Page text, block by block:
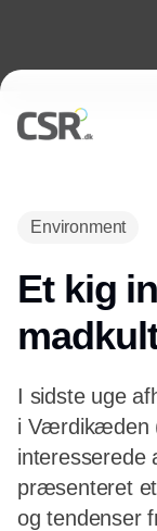
Environment
Et kig
I sidste uge
i Værdikæden
interesserede
præsenteret
og tendenser